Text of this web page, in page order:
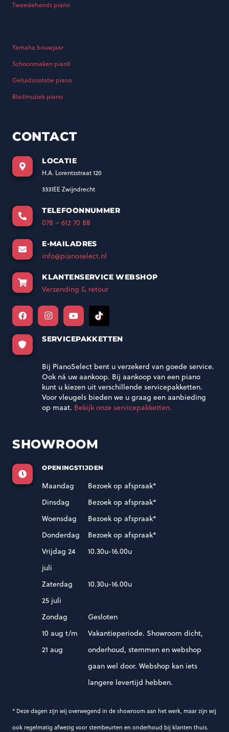
Tweedehands piano
Yamaha bouwjaar
Schoonmaken pian0
Geluidsisolatie piano
Bladmuziek piano
CONTACT
LOCATIE
H.A. Lorentzstraat 120
3331EE Zwijndrecht
TELEFOONNUMMER
078 – 612 70 88
E-MAILADRES
info@pianoselect.nl
KLANTENSERVICE WEBSHOP
Verzending & retour
SERVICEPAKKETTEN
Bij PianoSelect bent u verzekerd van goede service.
Ook ná uw aankoop. Bij aankoop van een piano
kunt u kiezen uit verschillende servicepakketten.
Voor vleugels bieden we u graag een aanbieding
op maat. Bekijk onze servicepakketten.
SHOWROOM
OPENINGSTIJDEN
Maandag
Bezoek op afspraak*
Dinsdag
Bezoek op afspraak*
Woensdag
Bezoek op afspraak*
Donderdag
Bezoek op afspraak*
Vrijdag 24
juli
10.30u-16.00u
Zaterdag
25 juli
10.30u-16.00u
Zondag
Gesloten
10 aug t/m
21 aug
Vakantieperiode. Showroom dicht,
onderhoud, stemmen en webshop
gaan wel door. Webshop kan iets
langere levertijd hebben.
* Deze dagen zijn wij overwegend in de showroom aan het werk, maar zijn wij
ook regelmatig afwezig voor stembeurten en onderhoud bij klanten thuis.